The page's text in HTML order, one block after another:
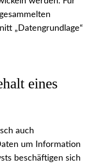
„Datengrundlage“
eines
auch
um Information
beschäftigen sich